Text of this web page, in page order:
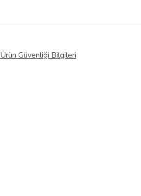
Ürün Güvenliği Bilgileri